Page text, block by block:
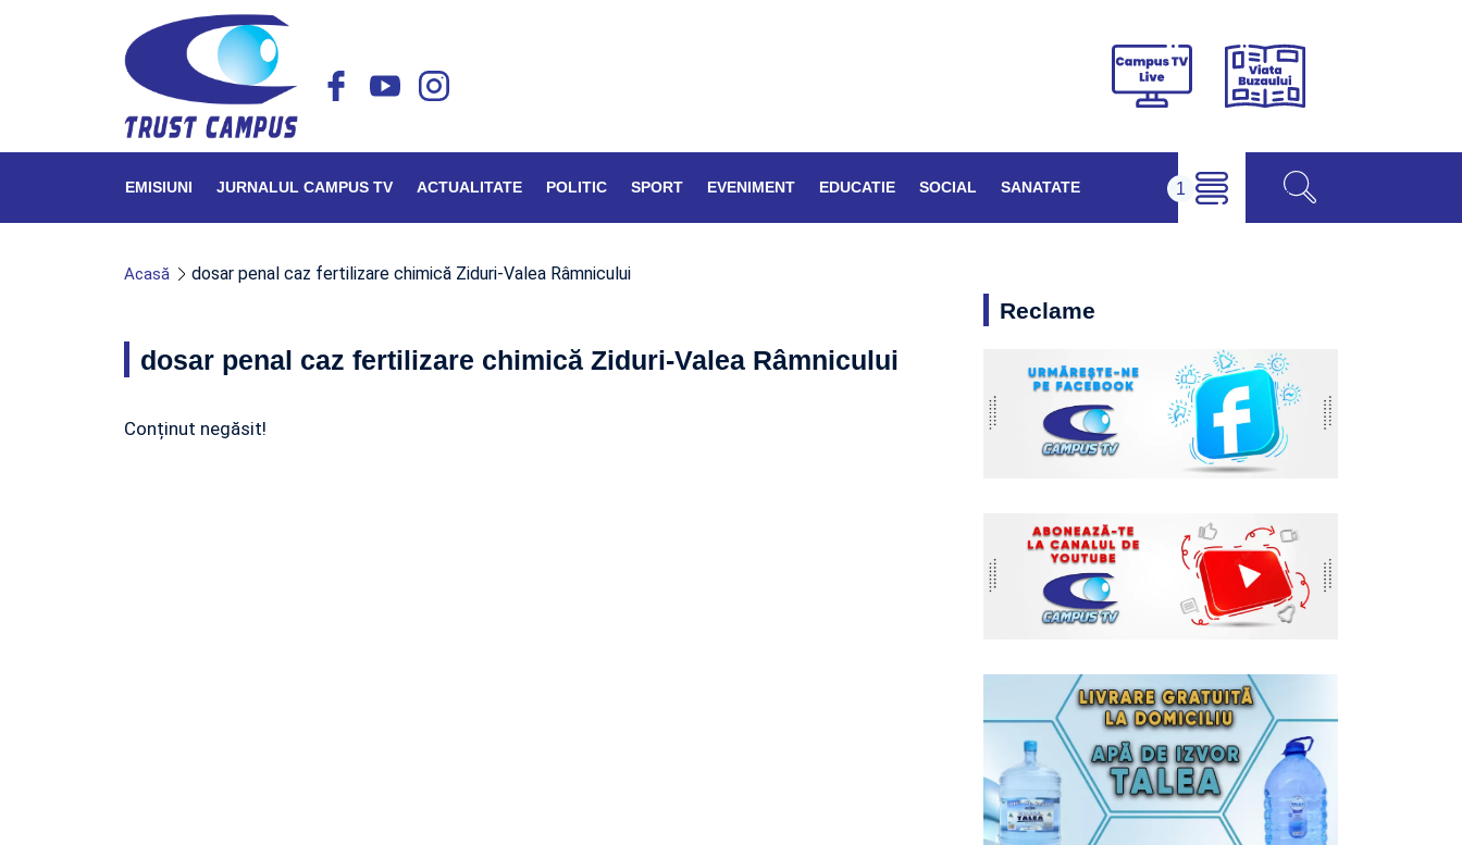
Campus
Viața
EMISIUNI JURNALUL CAMPUS TV ACTUALITATE POLITIC SPORT EVENIMENT EDUCATIE SOCIAL SANATATE
Acasă dosar penal caz fertilizare chimică Ziduri-Valea Râmnicului
dosar penal caz fertilizare chimică Ziduri-Valea Râmnicului
Conținut negăsit!
Reclame